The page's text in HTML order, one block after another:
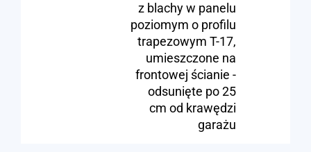
z blachy w panelu
poziomym o profilu
trapezowym T-17,
umieszczone na
frontowej ścianie -
odsunięte po 25
cm od krawędzi
garażu